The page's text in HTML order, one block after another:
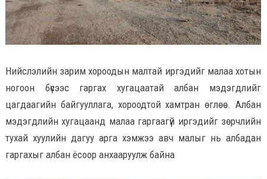
Нийслэлийн зарим хороодын малтай иргэдийг малаа хотын
ногоон бүсээс гаргах хугацаатай албан мэдэгдлийг
цагдаагийн байгууллага, хороодтой хамтран өглөө. Албан
мэдэгдлийн хугацаанд малаа гаргаагүй иргэдийг зөрчлийн
тухай хуулийн дагуу арга хэмжээ авч малыг нь албадан
гаргахыг албан ёсоор анхааруулж байна